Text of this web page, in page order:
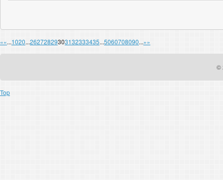
««...1020...26272829303132333435...5060708090...»»
©
Top